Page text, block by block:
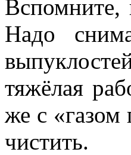
Надо
тяжёлая
же с «газом
чистить.